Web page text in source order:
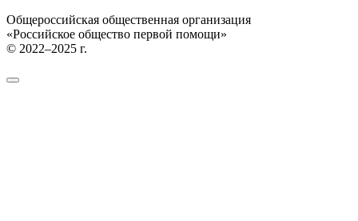
Общероссийская общественная организация
«Российское общество первой помощи»
© 2022–2025 г.